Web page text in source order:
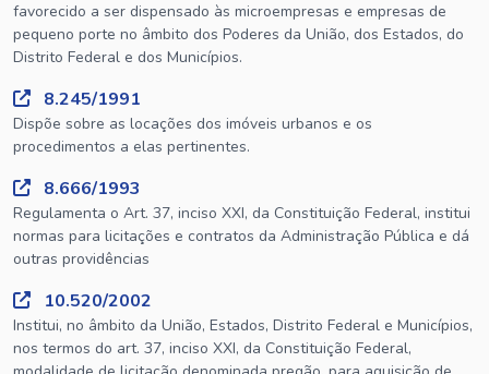
favorecido a ser dispensado às microempresas e empresas de
pequeno porte no âmbito dos Poderes da União, dos Estados, do
Distrito Federal e dos Municípios.
8.245/1991
Dispõe sobre as locações dos imóveis urbanos e os
procedimentos a elas pertinentes.
8.666/1993
Regulamenta o Art. 37, inciso XXI, da Constituição Federal, institui
normas para licitações e contratos da Administração Pública e dá
outras providências
10.520/2002
Institui, no âmbito da União, Estados, Distrito Federal e Municípios,
nos termos do art. 37, inciso XXI, da Constituição Federal,